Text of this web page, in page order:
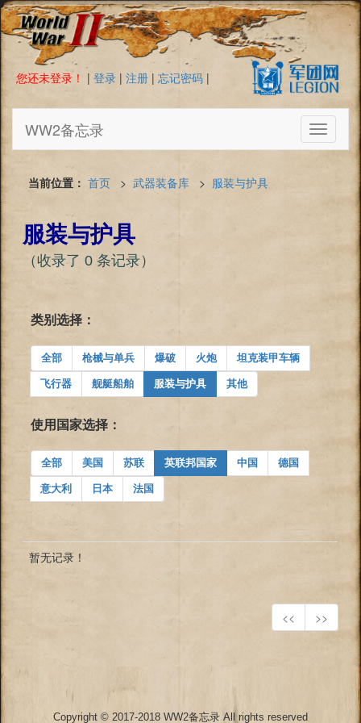
您还未登录！ | 登录 | 注册 | 忘记密码 |
Toggle
WW2备忘录
当前位置： 首页 > 武器装备库 > 服装与护具
服装与护具
（收录了 0 条记录）
类别选择：
全部 枪械与单兵 爆破 火炮 坦克装甲车辆
飞行器 舰艇船舶 服装与护具 其他
使用国家选择：
全部 美国 苏联 英联邦国家 中国 德国
意大利 日本 法国
暂无记录！
<< >>
Copyright © 2017-2018 WW2备忘录 All rights reserved